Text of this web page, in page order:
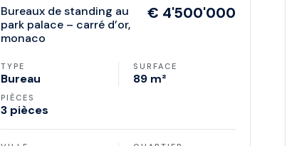
bureaux de standing au
park palace – carré d’or,
monaco
€ 4'500'000
TYPE
Bureau
SURFACE
89 m²
PIÈCES
3 pièces